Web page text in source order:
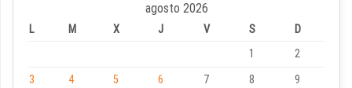
agosto 2026
L M X J V S
D
1
2
3
4 5 6 7 8
9